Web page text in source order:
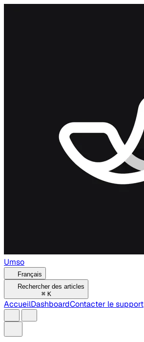
Umso
Français
Rechercher des articles
⌘ K
AccueilDashboardContacter le support